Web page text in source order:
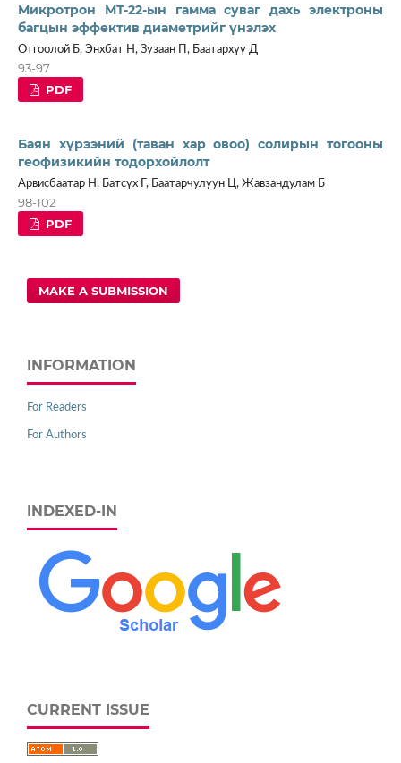
Микротрон МТ-22-ын гамма суваг дахь электроны
багцын эффектив диаметрийг үнэлэх
Отгоолой Б, Энхбат Н, Зузаан П, Баатархүү Д
93-97
PDF
Баян хүрээний (таван хар овоо) солирын тогооны
геофизикийн тодорхойлолт
Арвисбаатар Н, Батсүх Г, Баатарчулуун Ц, Жавзандулам Б
98-102
PDF
MAKE A SUBMISSION
INFORMATION
For Readers
For Authors
INDEXED-IN
CURRENT ISSUE